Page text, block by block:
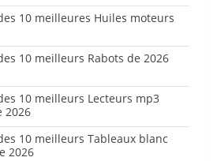
10 meilleures Huiles moteurs
10 meilleurs Rabots de 2026
10 meilleurs Lecteurs mp3
2026
10 meilleurs Tableaux blanc
2026